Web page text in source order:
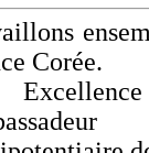
Corée.